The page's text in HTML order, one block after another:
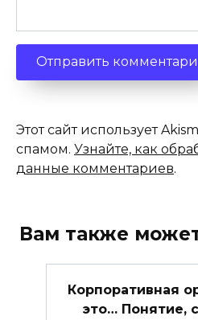
Этот сайт использует
спамом. Узнайте, как
данные комментариев.
Вам также
Корпоративная
это… Понятие,